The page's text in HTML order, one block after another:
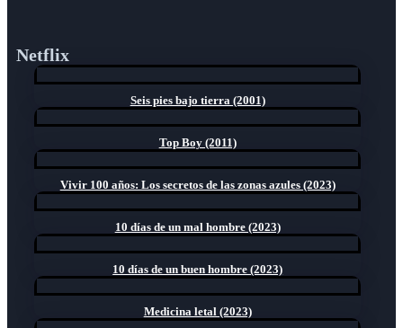
Netflix
Seis pies bajo tierra (2001)
Top Boy (2011)
Vivir 100 años: Los secretos de las zonas azules (2023)
10 días de un mal hombre (2023)
10 días de un buen hombre (2023)
Medicina letal (2023)